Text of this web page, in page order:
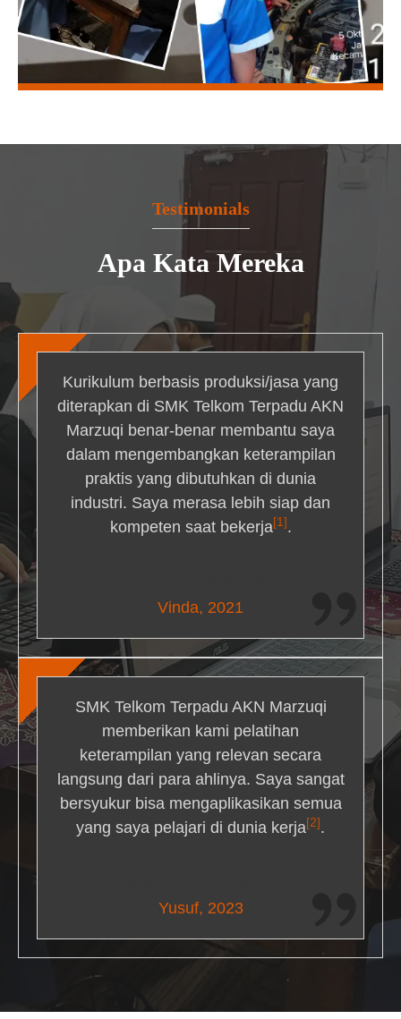
Testimonials
Apa Kata Mereka
Kurikulum berbasis produksi/jasa yang
diterapkan di SMK Telkom Terpadu AKN
Marzuqi benar-benar membantu saya
dalam mengembangkan keterampilan
praktis yang dibutuhkan di dunia
industri. Saya merasa lebih siap dan
kompeten saat bekerja[1] .
Vinda, 2021
SMK Telkom Terpadu AKN Marzuqi
memberikan kami pelatihan
keterampilan yang relevan secara
langsung dari para ahlinya. Saya sangat
bersyukur bisa mengaplikasikan semua
yang saya pelajari di dunia kerja[2] .
Yusuf, 2023